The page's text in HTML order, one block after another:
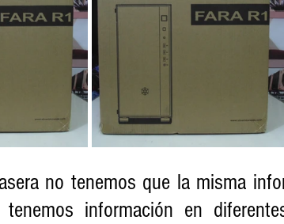
no tenemos que la misma
información en